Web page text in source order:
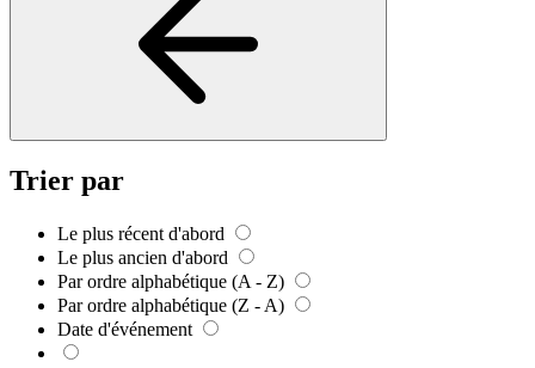
Trier par
Le plus récent d'abord
Le plus ancien d'abord
Par ordre alphabétique (A - Z)
Par ordre alphabétique (Z - A)
Date d'événement